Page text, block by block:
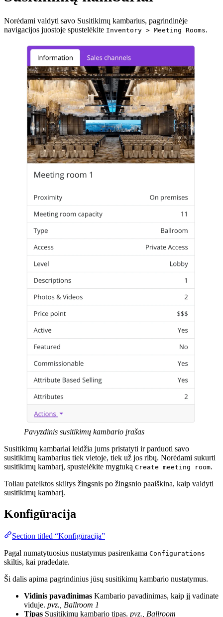
Norėdami valdyti savo Susitikimų kambarius, pagrindinėje
navigacijos juostoje spustelėkite Inventory > Meeting Rooms.
Pavyzdinis susitikimų kambario įrašas
Susitikimų kambariai leidžia jums pristatyti ir parduoti savo
susitikimų kambarius tiek vietoje, tiek už jos ribų. Norėdami sukurti
susitikimų kambarį, spustelėkite mygtuką Create meeting room.
Toliau pateiktos skiltys žingsnis po žingsnio paaiškina, kaip valdyti
susitikimų kambarį.
Konfigūracija
Section titled “Konfigūracija”
Pagal numatytuosius nustatymus pasirenkama Configurations
skiltis, kai pradedate.
Ši dalis apima pagrindinius jūsų susitikimų kambario nustatymus.
Vidinis pavadinimas Kambario pavadinimas, kaip jį vadinate
viduje. pvz., Ballroom 1
Tipas Susitikimų kambario tipas. pvz., Ballroom